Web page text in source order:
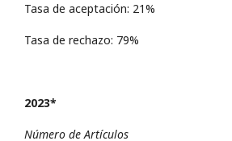
Tasa de aceptación: 21%
Tasa de rechazo: 79%
2023*
Número de Artículos